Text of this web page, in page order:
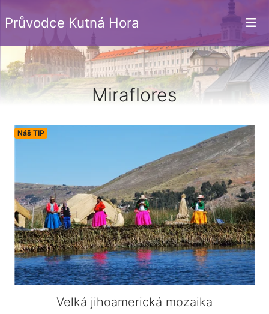
Průvodce Kutná Hora
Miraflores
Náš TIP
Velká jihoamerická mozaika